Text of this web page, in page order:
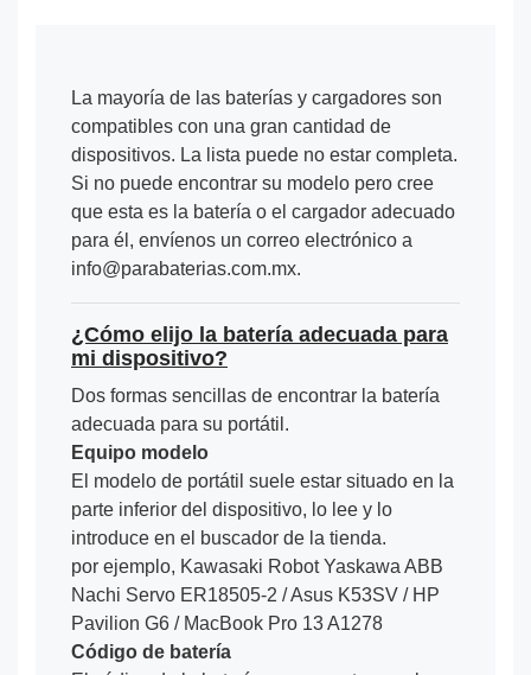
La mayoría de las baterías y cargadores son
compatibles con una gran cantidad de
dispositivos. La lista puede no estar completa.
Si no puede encontrar su modelo pero cree
que esta es la batería o el cargador adecuado
para él, envíenos un correo electrónico a
info@parabaterias.com.mx.
¿Cómo elijo la batería adecuada para
mi dispositivo?
Dos formas sencillas de encontrar la batería
adecuada para su portátil.
Equipo modelo
El modelo de portátil suele estar situado en la
parte inferior del dispositivo, lo lee y lo
introduce en el buscador de la tienda.
por ejemplo, Kawasaki Robot Yaskawa ABB
Nachi Servo ER18505-2 / Asus K53SV / HP
Pavilion G6 / MacBook Pro 13 A1278
Código de batería